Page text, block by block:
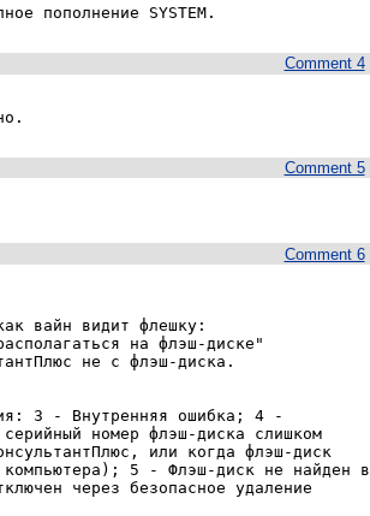
пополнение SYSTEM.
Comment 4
Comment 5
Comment 6
вайн видит флешку:
на флэш-диске"
не с флэш-диска.
3 - Внутренняя ошибка; 4 -
номер флэш-диска слишком
или когда флэш-диск
компьютера); 5 - Флэш-диск не найден в
через безопасное удаление